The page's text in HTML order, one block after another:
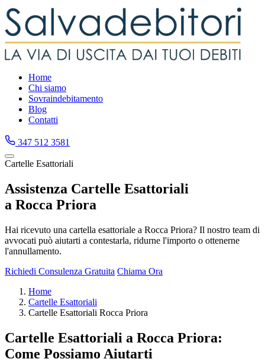
Home
Chi siamo
Sovraindebitamento
Blog
Contatti
347 512 3581
Cartelle Esattoriali
Assistenza Cartelle Esattoriali
a Rocca Priora
Hai ricevuto una cartella esattoriale a Rocca Priora? Il nostro team di
avvocati può aiutarti a contestarla, ridurne l'importo o ottenerne
l'annullamento.
Richiedi Consulenza Gratuita Chiama Ora
Home
Cartelle Esattoriali
Cartelle Esattoriali Rocca Priora
Cartelle Esattoriali a Rocca Priora:
Come Possiamo Aiutarti